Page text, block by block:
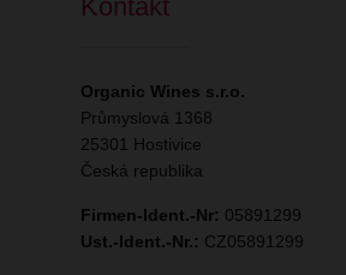
Kontakt
Organic Wines s.r.o.
Průmyslová 1368
25301 Hostivice
Česká republika
Firmen-Ident.-Nr: 05891299
Ust.-Ident.-Nr.: CZ05891299